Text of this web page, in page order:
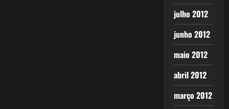
julho 2012
junho 2012
maio 2012
abril 2012
março 2012